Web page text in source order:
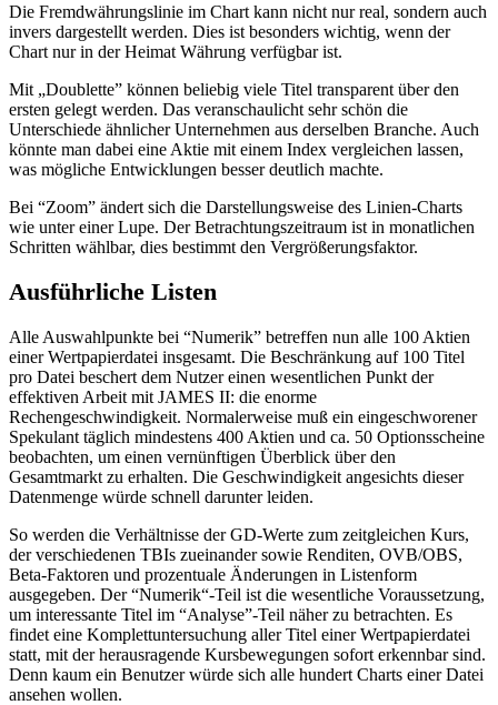
Die Fremdwährungslinie im Chart kann nicht nur real, sondern auch
invers dargestellt werden. Dies ist besonders wichtig, wenn der
Chart nur in der Heimat Währung verfügbar ist.
Mit „Doublette” können beliebig viele Titel transparent über den
ersten gelegt werden. Das veranschaulicht sehr schön die
Unterschiede ähnlicher Unternehmen aus derselben Branche. Auch
könnte man dabei eine Aktie mit einem Index vergleichen lassen,
was mögliche Entwicklungen besser deutlich machte.
Bei “Zoom” ändert sich die Darstellungsweise des Linien-Charts
wie unter einer Lupe. Der Betrachtungszeitraum ist in monatlichen
Schritten wählbar, dies bestimmt den Vergrößerungsfaktor.
Ausführliche Listen
Alle Auswahlpunkte bei “Numerik” betreffen nun alle 100 Aktien
einer Wertpapierdatei insgesamt. Die Beschränkung auf 100 Titel
pro Datei beschert dem Nutzer einen wesentlichen Punkt der
effektiven Arbeit mit JAMES II: die enorme
Rechengeschwindigkeit. Normalerweise muß ein eingeschworener
Spekulant täglich mindestens 400 Aktien und ca. 50 Optionsscheine
beobachten, um einen vernünftigen Überblick über den
Gesamtmarkt zu erhalten. Die Geschwindigkeit angesichts dieser
Datenmenge würde schnell darunter leiden.
So werden die Verhältnisse der GD-Werte zum zeitgleichen Kurs,
der verschiedenen TBIs zueinander sowie Renditen, OVB/OBS,
Beta-Faktoren und prozentuale Änderungen in Listenform
ausgegeben. Der “Numerik“-Teil ist die wesentliche Voraussetzung,
um interessante Titel im “Analyse”-Teil näher zu betrachten. Es
findet eine Komplettuntersuchung aller Titel einer Wertpapierdatei
statt, mit der herausragende Kursbewegungen sofort erkennbar sind.
Denn kaum ein Benutzer würde sich alle hundert Charts einer Datei
ansehen wollen.